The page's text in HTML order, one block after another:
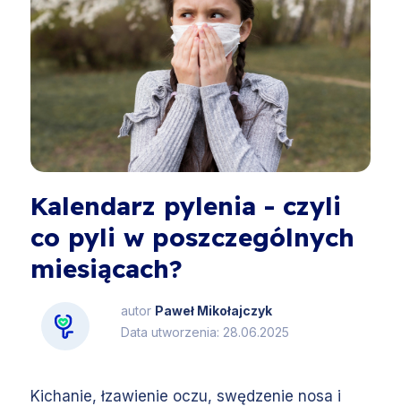
Kalendarz pylenia - czyli
co pyli w poszczególnych
miesiącach?
autor Paweł Mikołajczyk
Data utworzenia: 28.06.2025
Kichanie, łzawienie oczu, swędzenie nosa i